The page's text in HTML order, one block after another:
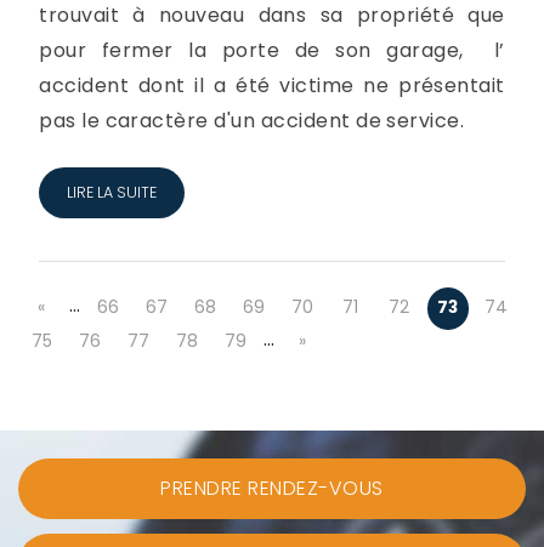
trouvait à nouveau dans sa propriété que
pour fermer la porte de son garage, l’
accident dont il a été victime ne présentait
pas le caractère d'un accident de service.
LIRE LA SUITE
« … 66 67 68 69 70 71 72 73
74
75
76 77 78 79 … »
PRENDRE RENDEZ-VOUS